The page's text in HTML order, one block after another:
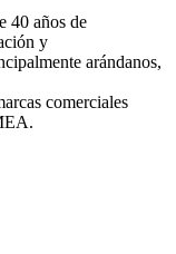
40 años de
y
arándanos,
comerciales